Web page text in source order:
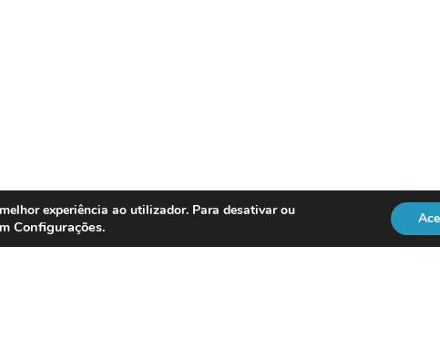
experiência ao utilizador. Para desativar ou
Configurações.